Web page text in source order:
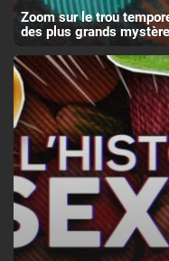
Zoom sur le trou
des plus grands